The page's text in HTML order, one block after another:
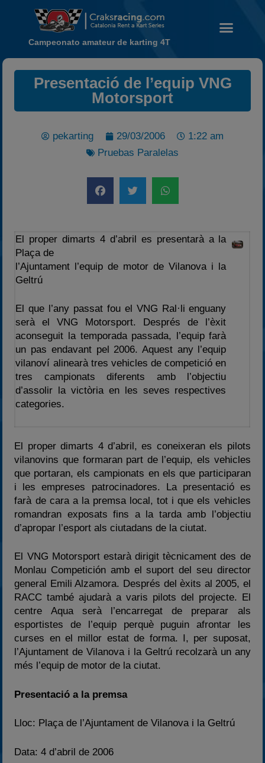
Noticias
Calendario
Carreras finalizadas
Campeonato
2024
Estadísticas
Preguntas Frecuentes
Campeonato amateur de karting 4T
Presentació de l’equip VNG
Motorsport
pekarting 29/03/2006
1:22 am
Pruebas Paralelas
El proper dimarts 4 d’abril es presentarà a la
Plaça de
l’Ajuntament l’equip de motor de Vilanova i la
Geltrú
El que l’any passat fou el VNG Ral·li enguany
serà el VNG Motorsport. Després de l’èxit
aconseguit la temporada passada, l’equip farà
un pas endavant pel 2006. Aquest any l’equip
vilanoví alinearà tres vehicles de competició en
tres campionats diferents amb l’objectiu
d’assolir la victòria en les seves respectives
categories.
El proper dimarts 4 d’abril, es coneixeran els pilots
vilanovins que formaran part de l’equip, els vehicles
que portaran, els campionats en els que participaran
i les empreses patrocinadores. La presentació es
farà de cara a la premsa local, tot i que els vehicles
romandran exposats fins a la tarda amb l’objectiu
d’apropar l’esport als ciutadans de la ciutat.
El VNG Motorsport estarà dirigit tècnicament des de
Monlau Competición amb el suport del seu director
general Emili Alzamora. Després del èxits al 2005, el
RACC també ajudarà a varis pilots del projecte. El
centre Aqua serà l’encarregat de preparar als
esportistes de l’equip perquè puguin afrontar les
curses en el millor estat de forma. I, per suposat,
l’Ajuntament de Vilanova i la Geltrú recolzarà un any
més l’equip de motor de la ciutat.
Presentació a la premsa
Lloc: Plaça de l’Ajuntament de Vilanova i la Geltrú
Data: 4 d’abril de 2006